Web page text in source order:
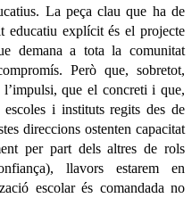
La peça clau que ha de
educatiu explícit és el projecte
demana a tota la comunitat
Però que, sobretot,
que el concreti i que,
i instituts regits des de
direccions ostenten capacitat
per part dels altres de rols
llavors estarem en
escolar és comandada no